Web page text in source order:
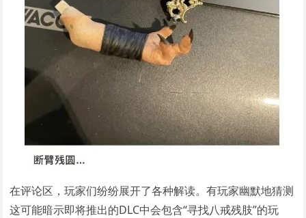
在评论区，玩家们纷纷展开了各种解读。有玩家幽默地猜测
这可能暗示即将推出的DLC中会包含“寻找八戒残肢”的玩